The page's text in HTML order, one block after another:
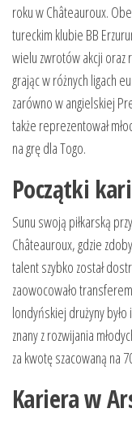
roku w Châteauroux.
tureckim klubie BB
wielu zwrotów akcji oraz
grając w różnych ligach
zarówno w angielskiej
także reprezentował
na grę dla Togo.
Początki
Sunu swoją piłkarską
Châteauroux, gdzie
talent szybko został
zaowocowało
londyńskiej drużyny
znany z rozwijania
za kwotę szacowaną na
Kariera w